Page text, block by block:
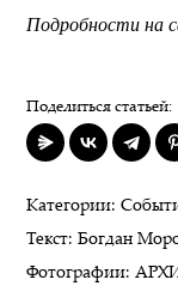
Подробности на
Поделиться статьей:
Категории:
Текст:Богдан
Фотографии: